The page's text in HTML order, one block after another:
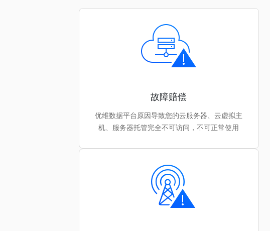
故障赔偿
优维数据平台原因导致您的云服务器、云虚拟主
机、服务器托管完全不可访问，不可正常使用